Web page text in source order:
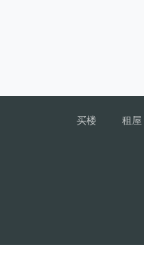
买楼 租屋